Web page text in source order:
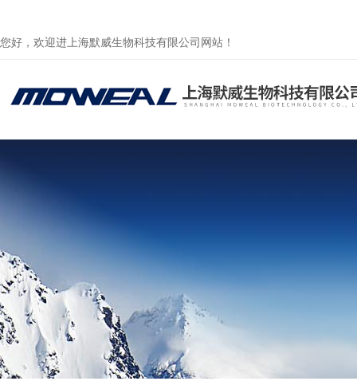
您好，欢迎进上海默威生物科技有限公司网站！